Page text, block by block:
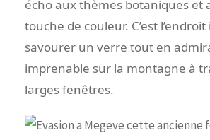
écho aux thèmes botaniques et
touche de couleur. C’est
savourer un verre tout en
imprenable sur la montagne à
larges fenêtres.